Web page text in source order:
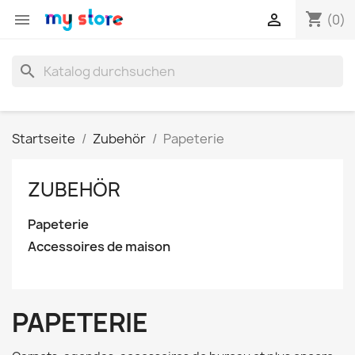
 shopping_cart (0)

search
Startseite Zubehör Papeterie
ZUBEHÖR
Papeterie
Accessoires de maison
PAPETERIE